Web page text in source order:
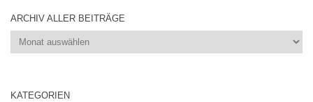
ARCHIV ALLER BEITRÄGE
Archiv
aller
KATEGORIEN